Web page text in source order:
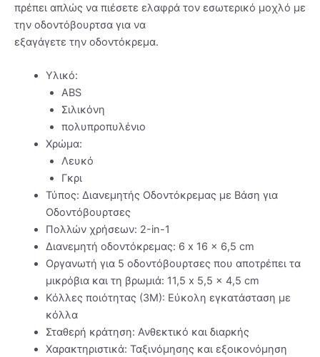
πρέπει απλώς να πιέσετε ελαφρά τον εσωτερικό μοχλό με
την οδοντόβουρτσα για να
εξαγάγετε την οδοντόκρεμα.
Υλικό:
ABS
Σιλικόνη
πολυπροπυλένιο
Χρώμα:
Λευκό
Γκρι
Τύπος: Διανεμητής Οδοντόκρεμας με Βάση για
Οδοντόβουρτσες
Πολλών χρήσεων: 2-in-1
Διανεμητή οδοντόκρεμας: 6 x 16 x 6,5 cm
Οργανωτή για 5 οδοντόβουρτσες που αποτρέπει τα
μικρόβια και τη βρωμιά: 11,5 x 5,5 x 4,5 cm
Κόλλες ποιότητας (3M): Εύκολη εγκατάσταση με
κόλλα
Σταθερή κράτηση: Ανθεκτικό και διαρκής
Χαρακτηριστικά: Ταξινόμησης και εξοικονόμηση